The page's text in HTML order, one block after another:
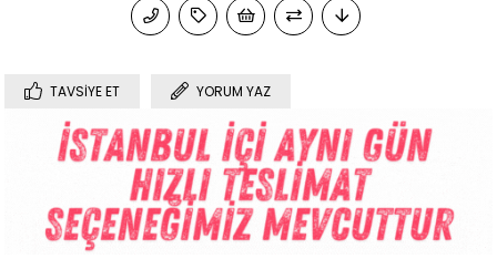
TAVSIYE ET YORUM YAZ